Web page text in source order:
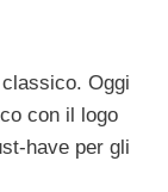
Oggi
con il logo
have per gli